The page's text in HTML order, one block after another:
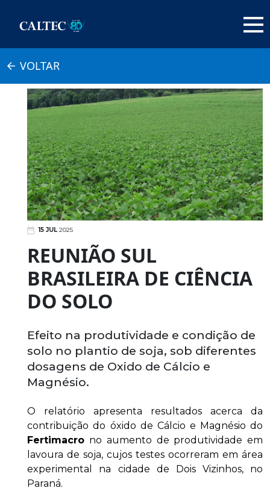
VOLTAR
15 JUL 2025
REUNIÃO SUL
BRASILEIRA DE CIÊNCIA
DO SOLO
Efeito na produtividade e condição de
solo no plantio de soja, sob diferentes
dosagens de Oxido de Cálcio e
Magnésio.
O relatório apresenta resultados acerca da
contribuição do óxido de Cálcio e Magnésio do
Fertimacro no aumento de produtividade em
lavoura de soja, cujos testes ocorreram em área
experimental na cidade de Dois Vizinhos, no
Paraná.